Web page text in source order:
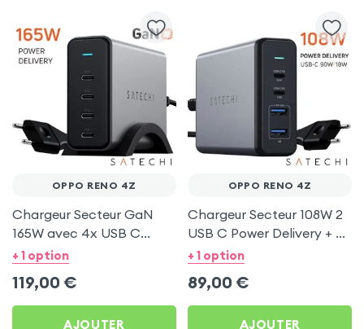
OPPO RENO 4Z
Chargeur Secteur GaN
165W avec 4x USB C
Power Delivery, Câble
+ 1 option
119,00 €
AJOUTER
OPPO RENO 4Z
Chargeur Secteur 108W 2
USB C Power Delivery + 2
USB, Câble Secteur,
+ 1 option
89,00 €
AJOUTER